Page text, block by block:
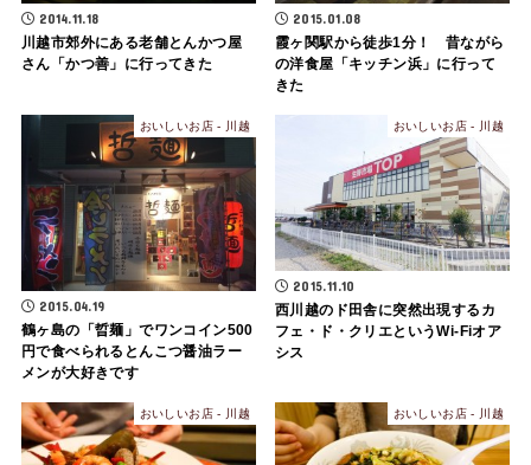
2014.11.18
川越市郊外にある老舗とんかつ屋
さん「かつ善」に行ってきた
2015.01.08
霞ヶ関駅から徒歩1分！ 昔ながら
の洋食屋「キッチン浜」に行って
きた
おいしいお店 - 川越
2015.04.19
鶴ヶ島の「晢麺」でワンコイン500
円で食べられるとんこつ醤油ラー
メンが大好きです
おいしいお店 - 川越
2015.11.10
西川越のド田舎に突然出現するカ
フェ・ド・クリエというWi-Fiオア
シス
おいしいお店 - 川越 おいしいお店 - 川越